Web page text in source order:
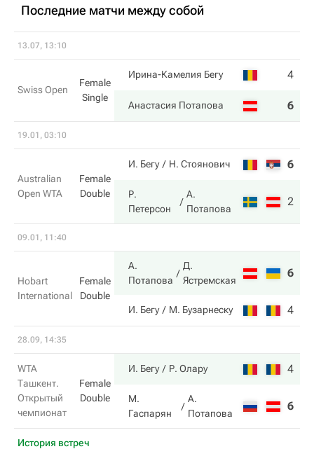
Последние матчи между собой
13.07, 13:10
Swiss Open
Female
Single
Ирина-Камелия Бегу 4
Анастасия Потапова 6
19.01, 03:10
Australian
Open WTA
Female
Double
И. Бегу Н. Стоянович 6
Р.
Петерсон
А.
Потапова
2
09.01, 11:40
Hobart
International
Female
Double
А.
Потапова
Д.
Ястремская
6
И. Бегу М. Бузарнеску 4
28.09, 14:35
WTA
Ташкент.
Открытый
чемпионат
Female
Double
И. Бегу Р. Олару 4
М.
Гаспарян
А.
Потапова
6
История встреч